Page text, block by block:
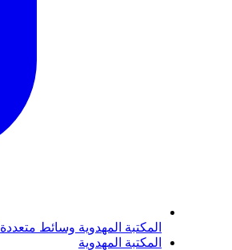
المكتبة المهدوية وسائط متعددة
المكتبة المهدوية